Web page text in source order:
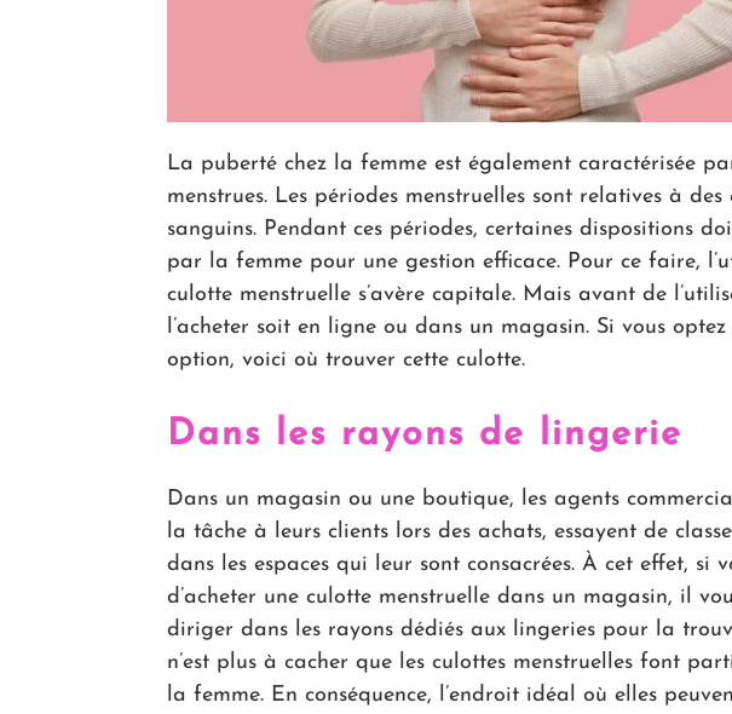
La puberté chez la femme est également caractérisée
menstrues. Les périodes menstruelles sont relatives à des
sanguins. Pendant ces périodes, certaines dispositions
par la femme pour une gestion efficace. Pour ce faire,
culotte menstruelle s’avère capitale. Mais avant de
l’acheter soit en ligne ou dans un magasin. Si vous
option, voici où trouver cette culotte.
Dans les rayons de lingerie
Dans un magasin ou une boutique, les agents
la tâche à leurs clients lors des achats, essayent de
dans les espaces qui leur sont consacrées. À cet effet, si
d’acheter une culotte menstruelle dans un magasin, il
diriger dans les rayons dédiés aux lingeries pour la
n’est plus à cacher que les culottes menstruelles font
la femme. En conséquence, l’endroit idéal où elles